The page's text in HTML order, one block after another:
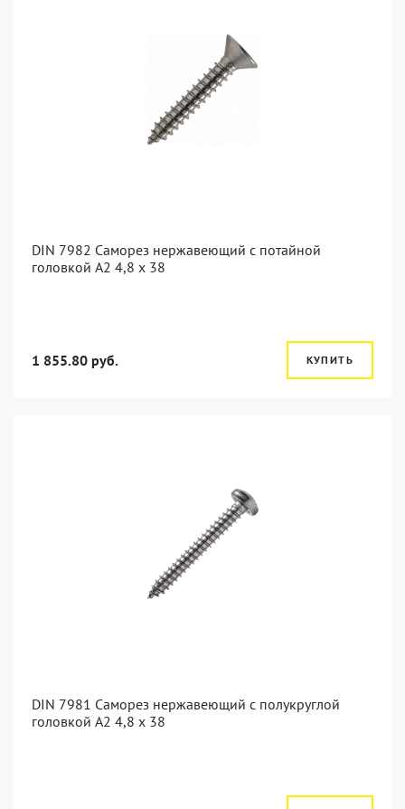
DIN 7982 Саморез нержавеющий с потайной
головкой А2 4,8 x 38
1 855.80 руб. КУПИТЬ
DIN 7981 Саморез нержавеющий с полукруглой
головкой А2 4,8 x 38